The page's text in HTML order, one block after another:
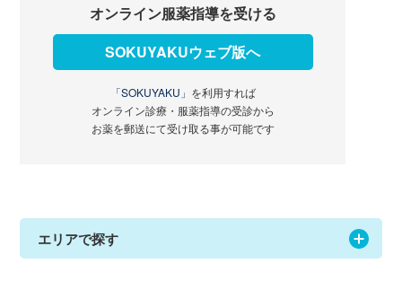
オンライン服薬指導を受ける
SOKUYAKUウェブ版へ
「SOKUYAKU」 を利用すれば
オンライン診療・服薬指導の受診から
お薬を郵送にて受け取る事が可能です
エリアで探す